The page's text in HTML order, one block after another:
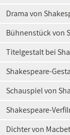
Drama von
Bühnenstück von
Titelgestalt bei
Shakespeare-
Schauspiel von
Shakespeare-
Dichter von